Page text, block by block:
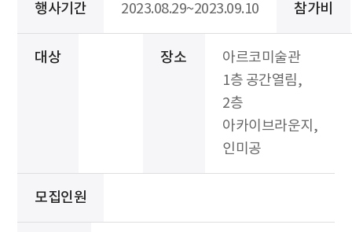
행사기간 2023.08.29~2023.09.10 참가비
대상 장소
아르코미술관
1층 공간열림,
2층
아카이브라운지,
인미공
모집인원